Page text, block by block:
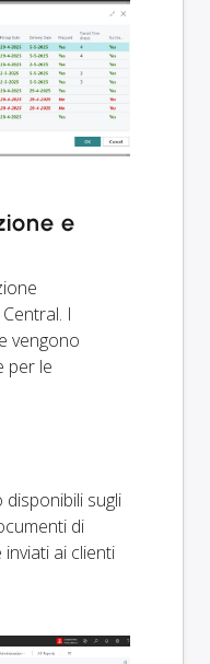
e
I
vengono
per le
sugli
di
ai clienti